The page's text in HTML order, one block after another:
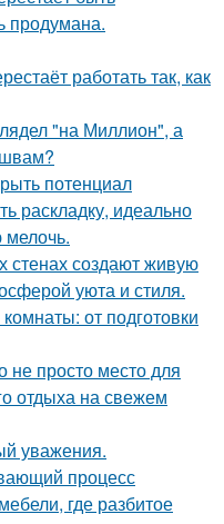
продумана.
работать так, как
"на Миллион", а
потенциал
раскладку, идеально
мелочь.
стенах создают живую
уюта и стиля.
от подготовки
не просто место для
отдыха на свежем
уважения.
процесс
где разбитое